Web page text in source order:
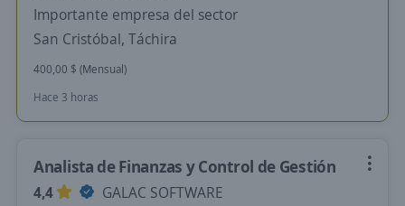
Importante empresa del sector
San Cristóbal, Táchira
400,00 $ (Mensual)
Hace 3 horas
Analista de Finanzas y Control de Gestión
4,4
GALAC SOFTWARE